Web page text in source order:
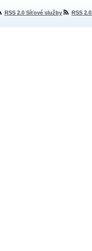
RSS 2.0 Síťové služby RSS